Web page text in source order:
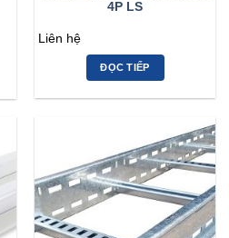
4P LS
Liên hệ
ĐỌC TIẾP